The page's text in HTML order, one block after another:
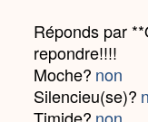
Réponds par
repondre!!!!
Moche? non
Silencieu(se)?